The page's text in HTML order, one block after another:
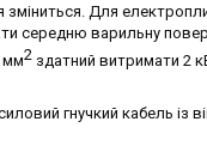
Для
середню варильну
2 здатний витримати 2
гнучкий кабель із